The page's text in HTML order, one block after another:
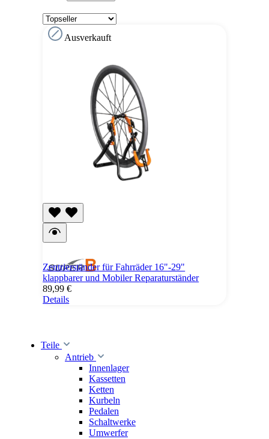
Ausverkauft
Zentrierständer für Fahrräder 16"-29"
klappbarer und Mobiler Reparaturständer
89,99 €
Details
Teile
Antrieb
Innenlager
Kassetten
Ketten
Kurbeln
Pedalen
Schaltwerke
Umwerfer